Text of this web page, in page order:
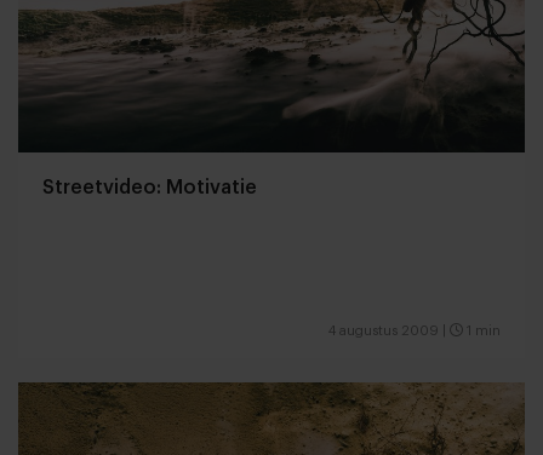
Streetvideo: Motivatie
4 augustus 2009 1 min